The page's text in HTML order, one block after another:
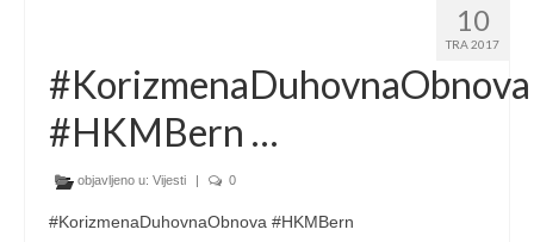
10
TRA 2017
#KorizmenaDuhovnaObnova
#HKMBern …
objavljeno u: Vijesti | 0
#KorizmenaDuhovnaObnova #HKMBern